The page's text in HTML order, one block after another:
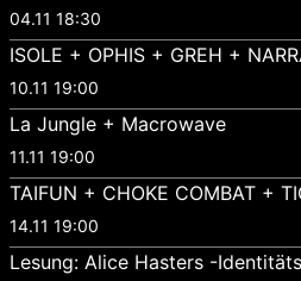
04.11 18:30
ISOLE + OPHIS + GREH +
10.11 19:00
La Jungle + Macrowave
11.11 19:00
TAIFUN + CHOKE COMBAT +
14.11 19:00
Lesung: Alice Hasters -